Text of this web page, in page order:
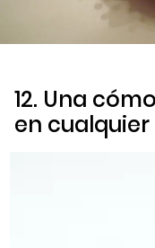
12. Una
en